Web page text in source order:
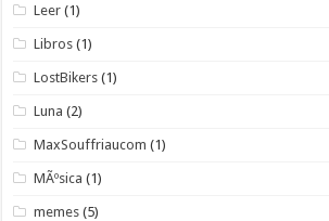
Leer (1)
Libros (1)
LostBikers (1)
Luna (2)
MaxSouffriaucom (1)
MÃºsica (1)
memes (5)